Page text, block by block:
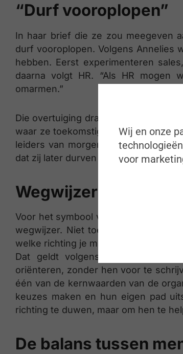
“Durf vooroplopen”
In haar brief die ze zou meegeven
durf vooroplopen. Volgens Annelies
hebben. Eerst experimenteren
daarna volgt HR. “Als HR mogen
omarmen.”
Die overtuiging draagt ze niet alleen
waar ze toekomstige HR-
leiders van morgen. “De HR-
dat zij later durven vooroplopen,
Wegwijzer
Voor het symbool van de
wegwijzer. Niet toevallig, want
welke richting je moet nemen. Hij
Dat geldt volgens haar zowel
oriënteren, zonder hen voor te
één van de kernwaarden van de
keuzes maken en hun eigen pad
richting te duwen, maar om hen te
De balans tussen
Wij en onze
voor